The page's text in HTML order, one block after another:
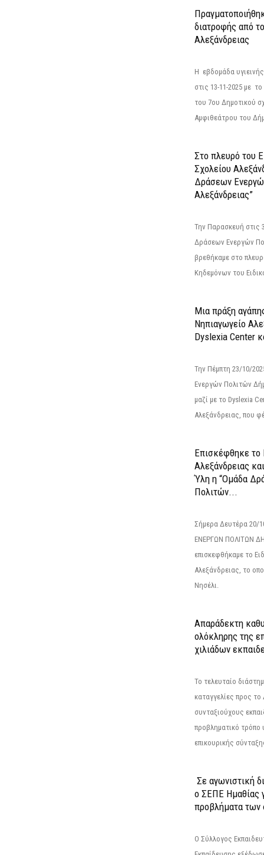
διατροφής από
Αλεξάνδρειας
Η εβδομάδα
στις 13-11-2025 με
του 7ου Δημοτικού
Αμφιθεάτρου του
Στο πλευρό του
Σχολείου
Δράσεων
Αλεξάνδρειας”
Την Παρασκευή
Δράσεων Ενεργών
βρεθήκαμε στο
Κηδεμόνων του
Μια πράξη
Νηπιαγωγείο
Dyslexia Center
Την Πέμπτη 23/10/
Ενεργών Πολιτών
μαζί με το Dyslexia
Αλεξάνδρειας, που
Επισκέφθηκε το
Αλεξάνδρειας
Ύλη η “Ομάδα
Πολιτών...
Σήμερα Δευτέρα
ΕΝΕΡΓΩΝ ΠΟΛΙΤΩΝ
επισκεφθήκαμε το
Αλεξάνδρειας, το
Νησέλι.
Απαράδεκτη
ολόκληρης της
χιλιάδων
Το τελευταίο
καταγγελίες προς
συνταξιούχους
προβληματικό τρόπο
επικουρικής
Σε αγωνιστική
ο ΣΕΠΕ Ημαθίας
προβλήματα των
Ο Σύλλογος